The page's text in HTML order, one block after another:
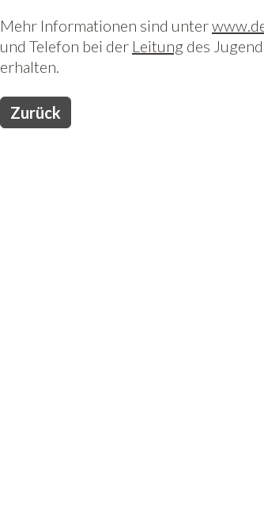
Mehr Informationen sind unter
und Telefon bei der Leitung des
erhalten.
Zurück